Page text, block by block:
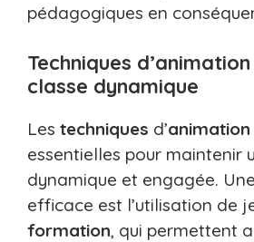
pédagogiques en
Techniques
classe dynamique
Les techniques d’animation
essentielles pour maintenir
dynamique et engagée.
efficace est l’utilisation de
formation, qui permettent